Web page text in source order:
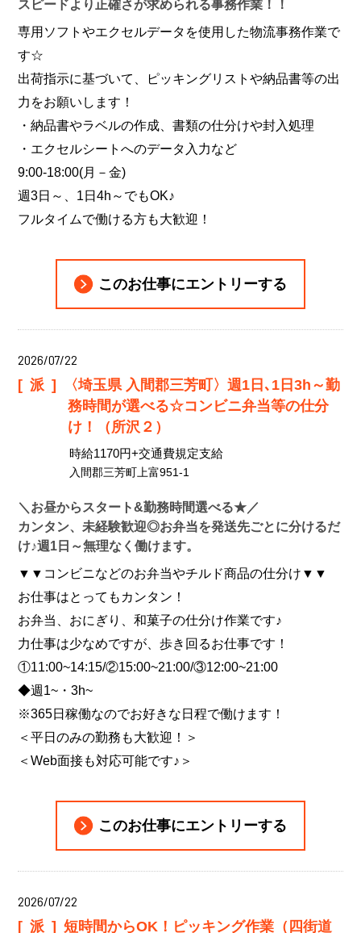
スピードより正確さが求められる事務作業！！
専用ソフトやエクセルデータを使用した物流事務作業で
す☆
出荷指示に基づいて、ピッキングリストや納品書等の出
力をお願いします！
・納品書やラベルの作成、書類の仕分けや封入処理
・エクセルシートへのデータ入力など
9:00-18:00(月－金)
週3日～、1日4h～でもOK♪
フルタイムで働ける方も大歓迎！
このお仕事にエントリーする
2026/07/22
[派]
〈埼玉県 入間郡三芳町〉週1日､1日3h～勤
務時間が選べる☆コンビニ弁当等の仕分
け！（所沢２）
時給1170円+交通費規定支給
入間郡三芳町上富951-1
＼お昼からスタート&勤務時間選べる★／
カンタン、未経験歓迎◎お弁当を発送先ごとに分けるだ
け♪週1日～無理なく働けます。
▼▼コンビニなどのお弁当やチルド商品の仕分け▼▼
お仕事はとってもカンタン！
お弁当、おにぎり、和菓子の仕分け作業です♪
力仕事は少なめですが、歩き回るお仕事です！
①11:00~14:15/②15:00~21:00/③12:00~21:00
◆週1~・3h~
※365日稼働なのでお好きな日程で働けます！
＜平日のみの勤務も大歓迎！＞
＜Web面接も対応可能です♪＞
このお仕事にエントリーする
2026/07/22
[派]短時間からOK！ピッキング作業（四街道